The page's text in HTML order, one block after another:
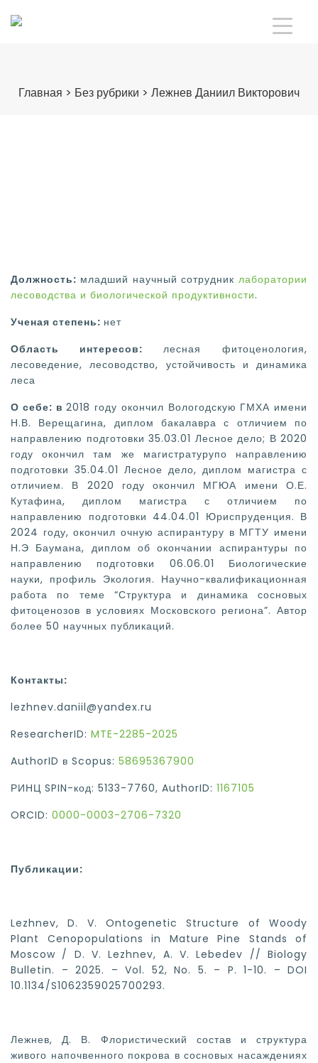
Главная > Без рубрики > Лежнев Даниил Викторович
Должность: младший научный сотрудник лаборатории
лесоводства и биологической продуктивности.
Ученая степень: нет
Область интересов: лесная фитоценология,
лесоведение, лесоводство, устойчивость и динамика
леса
О себе: в2018 году окончил Вологодскую ГМХА имени
Н.В. Верещагина, диплом бакалавра с отличием по
направлению подготовки 35.03.01 Лесное дело; В 2020
году окончил там же магистратурупо направлению
подготовки 35.04.01 Лесное дело, диплом магистра с
отличием. В 2020 году окончил МГЮА имени О.Е.
Кутафина, диплом магистра с отличием по
направлению подготовки 44.04.01 Юриспруденция. В
2024 году, окончил очную аспирантуру в МГТУ имени
Н.Э Баумана, диплом об окончании аспирантуры по
направлению подготовки 06.06.01 Биологические
науки, профиль Экология. Научно-квалификационная
работа по теме “Структура и динамика сосновых
фитоценозов в условиях Московского региона”. Автор
более 50 научных публикаций.
Контакты:
lezhnev.daniil@yandex.ru
ResearcherID: MTE-2285-2025
AuthorID в Scopus: 58695367900
РИНЦ SPIN-код: 5133-7760, AuthorID: 1167105
ORCID: 0000-0003-2706-7320
Публикации:
Lezhnev, D. V. Ontogenetic Structure of Woody
Plant Cenopopulations in Mature Pine Stands of
Moscow / D. V. Lezhnev, A. V. Lebedev // Biology
Bulletin. – 2025. – Vol. 52, No. 5. – P. 1-10. – DOI
10.1134/S1062359025700293.
Лежнев, Д. В. Флористический состав и структура
живого напочвенного покрова в сосновых насаждениях